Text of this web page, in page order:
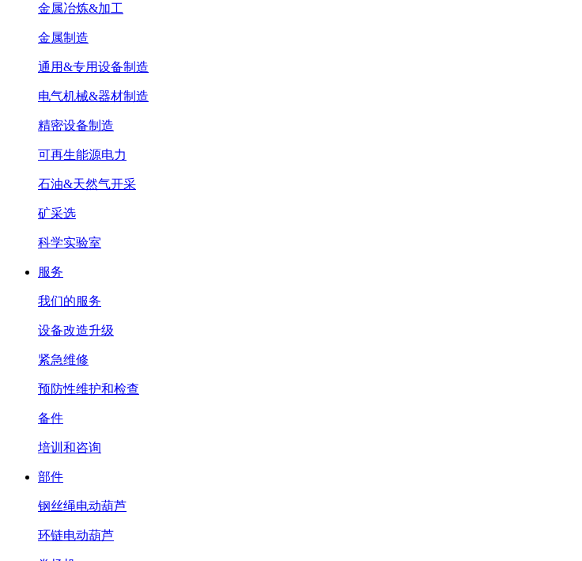
金属冶炼&加工
金属制造
通用&专用设备制造
电气机械&器材制造
精密设备制造
可再生能源电力
石油&天然气开采
矿采选
科学实验室
服务
我们的服务
设备改造升级
紧急维修
预防性维护和检查
备件
培训和咨询
部件
钢丝绳电动葫芦
环链电动葫芦